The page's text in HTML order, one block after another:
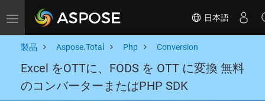
Toggle navigation 日本語
製品 Aspose.Total Php Conversion
Excel をOTTに、FODS を OTT に変換 無料
のコンバーターまたはPHP SDK